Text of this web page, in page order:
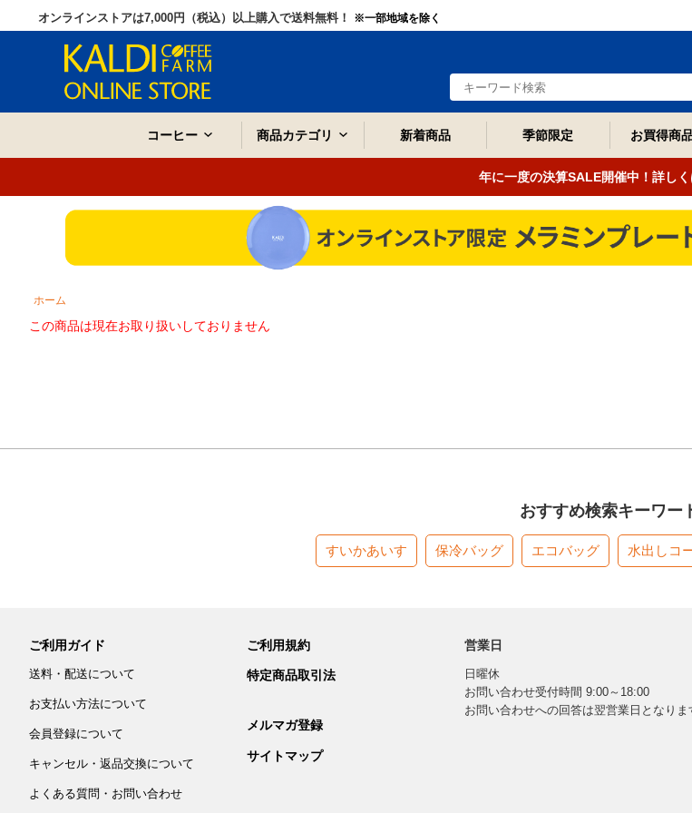
オンラインストアは7,000円（税込）以上購入で送料無料！ ※一部地域を除く
コーヒー 商品カテゴリ 新着商品 季節限定 お買得商
年に一度の決算SALE開催中！詳し
ホーム
この商品は現在お取り扱いしておりません
おすすめ検索キーワー
すいかあいす 保冷バッグ エコバッグ 水出しコ
ご利用ガイド
送料・配送について
お支払い方法について
会員登録について
キャンセル・返品交換について
よくある質問・お問い合わせ
ご利用規約
特定商品取引法
メルマガ登録
サイトマップ
営業日
日曜休
お問い合わせ受付時間 9:00～18:00
お問い合わせへの回答は翌営業日となりま